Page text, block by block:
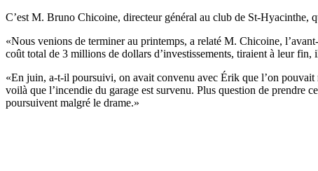
C’est M. Bruno Chicoine, directeur général au club de St-Hyacinthe,
«Nous venions de terminer au printemps, a relaté M. Chicoine,
coût total de 3 millions de dollars d’investissements, tiraient à leur
«En juin, a-t-il poursuivi, on avait convenu avec Érik que l’on pouvait
voilà que l’incendie du garage est survenu. Plus question de prendre
poursuivent malgré le drame.»